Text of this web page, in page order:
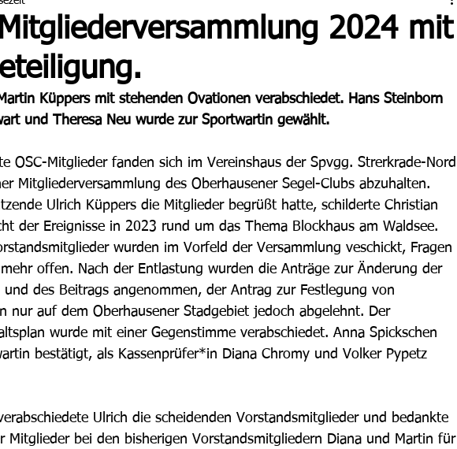
Leichtathletik
2024 mit
Küppers mit stehenden Ovationen verabschiedet. Hans Steinborn
und Theresa Neu wurde zur Sportwartin gewählt.
OSC-Mitglieder fanden sich im Vereinshaus der Spvgg. Strerkrade-Nord
Mitgliederversammlung des Oberhausener Segel-Clubs abzuhalten.
Ulrich Küppers die Mitglieder begrüßt hatte, schilderte Christian
der Ereignisse in 2023 rund um das Thema Blockhaus am Waldsee.
wurden im Vorfeld der Versammlung veschickt, Fragen
offen. Nach der Entlastung wurden die Anträge zur Änderung der
des Beitrags angenommen, der Antrag zur Festlegung von
nur auf dem Oberhausener Stadgebiet jedoch abgelehnt. Der
wurde mit einer Gegenstimme verabschiedet. Anna Spickschen
bestätigt, als Kassenprüfer*in Diana Chromy und Volker Pypetz
Ulrich die scheidenden Vorstandsmitglieder und bedankte
Mitglieder bei den bisherigen Vorstandsmitgliedern Diana und Martin für